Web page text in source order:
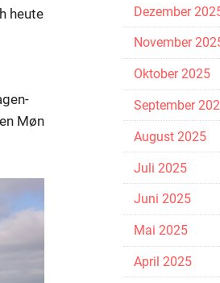
heute
Møn
Dezember
November
Oktober 2025
September
August 2025
Juli 2025
Juni 2025
Mai 2025
April 2025